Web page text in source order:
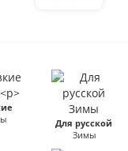
Для русской
Зимы